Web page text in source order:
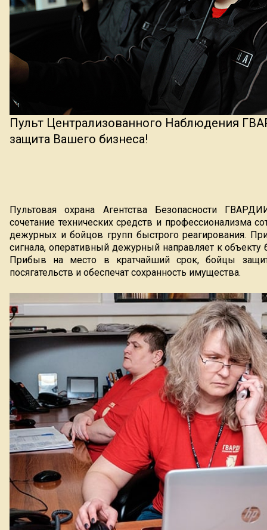
Индекс Безопасности ГВАРДИИ –
открытый проект Агентства Безопасности ГВАРДИЯ для оценки
жителей города от криминальных угроз.
Подробнее >>
Пульт Централизованного Наблюдения
защита Вашего бизнеса!
Пультовая охрана Агентства Безопасности
сочетание технических средств и профессионализма
дежурных и бойцов групп быстрого реагирования.
сигнала, оперативный дежурный направляет к
Прибыв на место в кратчайший срок, бойцы
посягательств и обеспечат сохранность имущества.